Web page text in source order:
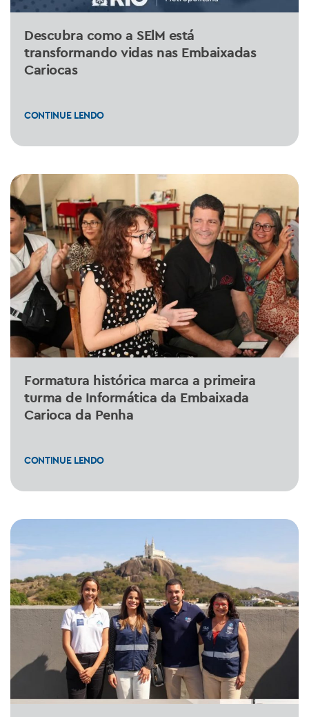
Descubra como a SElM está
transformando vidas nas Embaixadas
Cariocas
CONTINUE LENDO
Formatura histórica marca a primeira
turma de Informática da Embaixada
Carioca da Penha
CONTINUE LENDO